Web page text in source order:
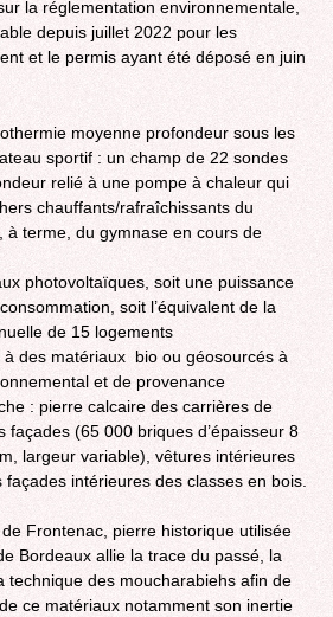
la réglementation environnementale,
depuis juillet 2022 pour les
et le permis ayant été déposé en juin
moyenne profondeur sous les
sportif : un champ de 22 sondes
relié à une pompe à chaleur qui
chauffants/rafraîchissants du
à terme, du gymnase en cours de
photovoltaïques, soit une puissance
soit l’équivalent de la
de 15 logements
à des matériaux bio ou géosourcés à
et de provenance
: pierre calcaire des carrières de
façades (65 000 briques d’épaisseur 8
largeur variable), vêtures intérieures
intérieures des classes en bois.
de Frontenac, pierre historique utilisée
Bordeaux allie la trace du passé, la
technique des moucharabiehs afin de
ce matériaux notamment son inertie